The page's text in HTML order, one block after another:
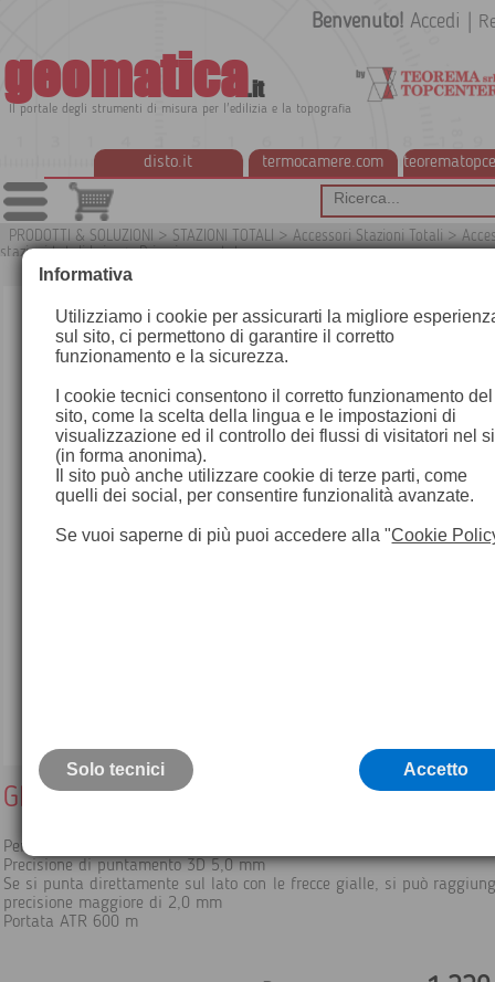
geomatica.it
Il portale degli strumenti di misura per l'edilizia e la topografia
disto.it termocamere.com
Benvenuto! Accedi
PRODOTTI & SOLUZIONI > STAZIONI TOTALI > Accessori Stazioni Totali >
stazioni totali Leica>Prismi e montature
GRZ4 Prisma a 360°
Per tutte le applicazioni robotiche TPS realizzate con una palina.
Precisione di puntamento 3D 5,0 mm
Se si punta direttamente sul lato con le frecce gialle, si può
precisione maggiore di 2,0 mm
Portata ATR 600 m
Informativa
Utilizziamo i cookie per assicurarti la migliore
sul sito, ci permettono di garantire il corretto
funzionamento e la sicurezza.
I cookie tecnici consentono il corretto funzionamento del
sito, come la scelta della lingua e le impostazioni di
visualizzazione ed il controllo dei flussi di visitatori nel
(in forma anonima).
Il sito può anche utilizzare cookie di terze parti, come
quelli dei social, per consentire funzionalità avanzate.
Se vuoi saperne di più puoi accedere alla "Cookie
Solo tecnici Accetto